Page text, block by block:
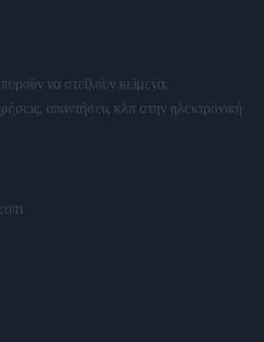
να στείλουν κείμενα,
απαντήσεις κλπ στην ηλεκτρονική